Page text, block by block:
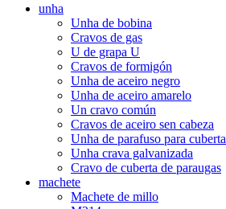
unha
Unha de bobina
Cravos de gas
U de grapa U
Cravos de formigón
Unha de aceiro negro
Unha de aceiro amarelo
Un cravo común
Cravos de aceiro sen cabeza
Unha de parafuso para cuberta
Unha crava galvanizada
Cravo de cuberta de paraugas
machete
Machete de millo